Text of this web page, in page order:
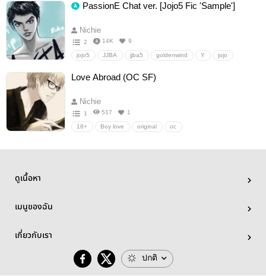
Eli clark tentacle
PassionE Chat ver. [Jojo5 Fic 'Sample']
Nichie
2 14K 9
jojo5 JJBA jjba5 goldenwind Y jojo
วายสเตชั่น
Love Abroad (OC SF)
Nichie
1 517 1
18+ Boy love original oc
ดูเนื้อหา
เมนูของฉัน
เกี่ยวกับเรา
ปกติ